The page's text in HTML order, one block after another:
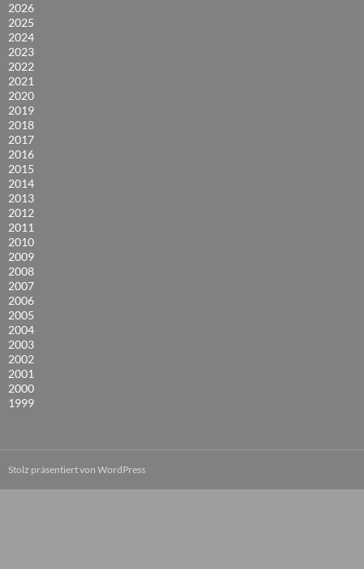
2026
2025
2024
2023
2022
2021
2020
2019
2018
2017
2016
2015
2014
2013
2012
2011
2010
2009
2008
2007
2006
2005
2004
2003
2002
2001
2000
1999
Stolz präsentiert von WordPress